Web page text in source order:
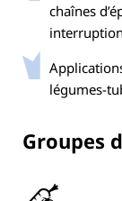
chaînes
interruption
légumes-
Groupes